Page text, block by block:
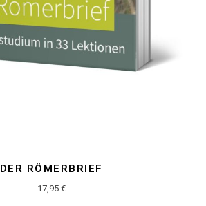
DER RÖMERBRIEF
17,95 €